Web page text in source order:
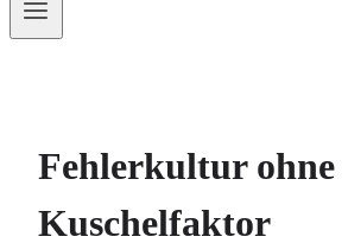
Fehlerkultur ohne
Kuschelfaktor